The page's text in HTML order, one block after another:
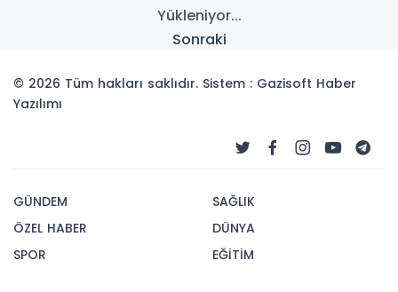
Yükleniyor...
Sonraki
© 2026 Tüm hakları saklıdır. Sistem : Gazisoft Haber
Yazılımı
GÜNDEM
ÖZEL HABER
SPOR
SAĞLIK
DÜNYA
EĞİTİM